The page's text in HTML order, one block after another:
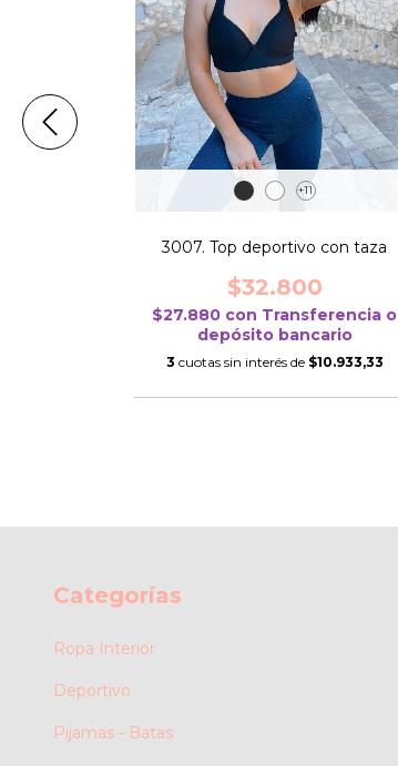
+11
3007. Top deportivo con taza
$32.800
$27.880 con Transferencia o
depósito bancario
3 cuotas sin interés de $10.933,33
Categorías
Ropa Interior
Deportivo
Pijamas - Batas